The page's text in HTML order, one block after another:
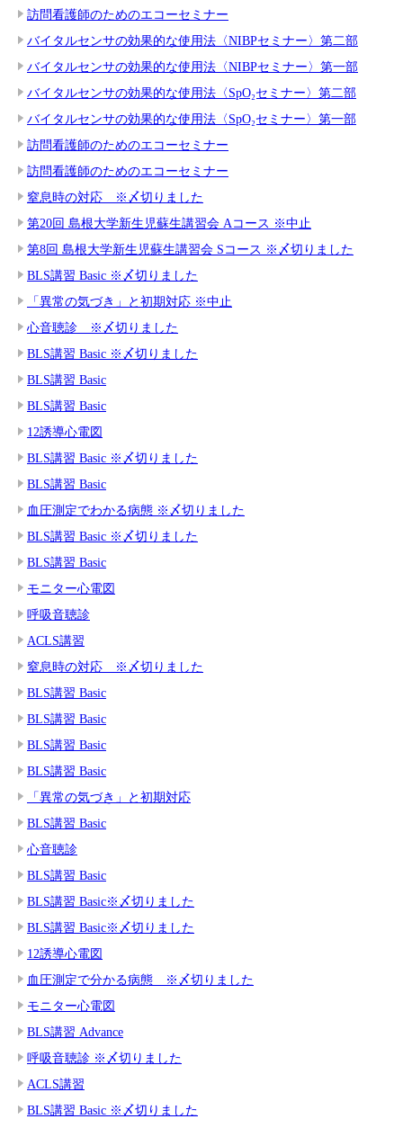
訪問看護師のためのエコーセミナー
バイタルセンサの効果的な使用法〈NIBPセミナー〉第二部
バイタルセンサの効果的な使用法〈NIBPセミナー〉第一部
バイタルセンサの効果的な使用法〈SpO₂セミナー〉第二部
バイタルセンサの効果的な使用法〈SpO₂セミナー〉第一部
訪問看護師のためのエコーセミナー
訪問看護師のためのエコーセミナー
窒息時の対応 ※〆切りました
第20回 島根大学新生児蘇生講習会 Aコース ※中止
第8回 島根大学新生児蘇生講習会 Sコース ※〆切りました
BLS講習 Basic ※〆切りました
「異常の気づき」と初期対応 ※中止
心音聴診 ※〆切りました
BLS講習 Basic ※〆切りました
BLS講習 Basic
BLS講習 Basic
12誘導心電図
BLS講習 Basic ※〆切りました
BLS講習 Basic
血圧測定でわかる病態 ※〆切りました
BLS講習 Basic ※〆切りました
BLS講習 Basic
モニター心電図
呼吸音聴診
ACLS講習
窒息時の対応 ※〆切りました
BLS講習 Basic
BLS講習 Basic
BLS講習 Basic
BLS講習 Basic
「異常の気づき」と初期対応
BLS講習 Basic
心音聴診
BLS講習 Basic
BLS講習 Basic※〆切りました
BLS講習 Basic※〆切りました
12誘導心電図
血圧測定で分かる病態 ※〆切りました
モニター心電図
BLS講習 Advance
呼吸音聴診 ※〆切りました
ACLS講習
BLS講習 Basic ※〆切りました